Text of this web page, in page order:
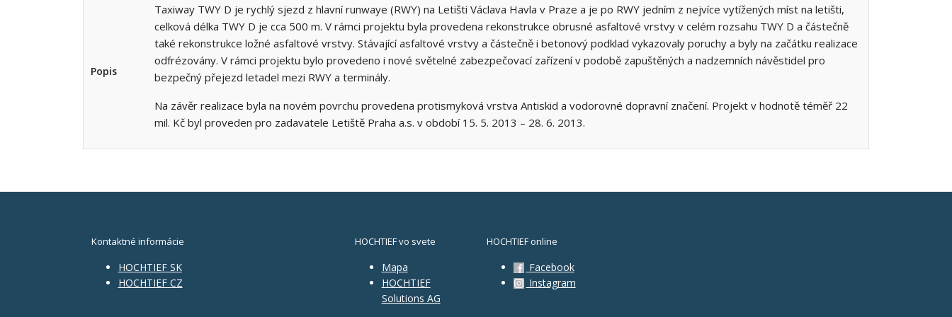
Popis
Taxiway TWY D je rychlý sjezd z hlavní runwaye (RWY) na Letišti Václava Havla v Praze a je po RWY jedním z nejvíce vytížených míst na letišti,
celková délka TWY D je cca 500 m. V rámci projektu byla provedena rekonstrukce obrusné asfaltové vrstvy v celém rozsahu TWY D a částečně
také rekonstrukce ložné asfaltové vrstvy. Stávající asfaltové vrstvy a částečně i betonový podklad vykazovaly poruchy a byly na začátku realizace
odfrézovány. V rámci projektu bylo provedeno i nové světelné zabezpečovací zařízení v podobě zapuštěných a nadzemních návěstidel pro
bezpečný přejezd letadel mezi RWY a terminály.
Na závěr realizace byla na novém povrchu provedena protismyková vrstva Antiskid a vodorovné dopravní značení. Projekt v hodnotě téměř 22
mil. Kč byl proveden pro zadavatele Letiště Praha a.s. v období 15. 5. 2013 – 28. 6. 2013.
Kontaktné informácie
HOCHTIEF SK
HOCHTIEF CZ
HOCHTIEF vo svete
Mapa
HOCHTIEF
Solutions AG
HOCHTIEF online
Facebook
Instagram